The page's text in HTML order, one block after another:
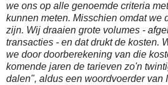
we ons op alle genoemde criteria
kunnen meten. Misschien omdat we
zijn. Wij draaien grote volumes -
transacties - en dat drukt de kosten.
we door doorberekening van die
komende jaren de tarieven zo'n
dalen", aldus een woordvoerder van